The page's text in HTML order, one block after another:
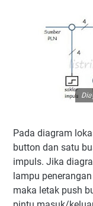
Pada diagram
button dan satu
impuls. Jika
lampu
maka letak push